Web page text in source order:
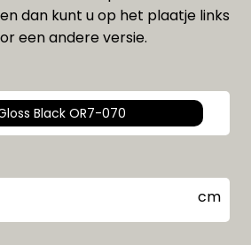
dan kunt u op het plaatje links
een andere versie.
Black OR7-070